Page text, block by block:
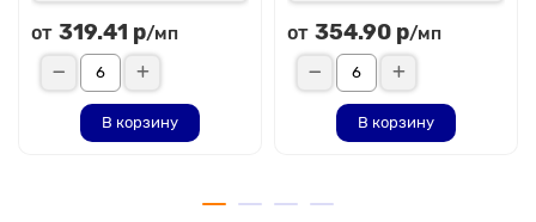
от 319.41 р/мп
В корзину
от 354.90 р/мп
В корзину